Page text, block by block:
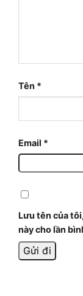
Tên *
Email *
Lưu tên của
này cho lần